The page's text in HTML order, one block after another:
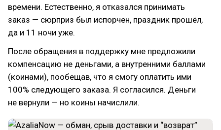
времени. Естественно, я отказался принимать
заказ — сюрприз был испорчен, праздник прошёл,
да и 11 ночи уже.
После обращения в поддержку мне предложили
компенсацию не деньгами, а внутренними баллами
(коинами), пообещав, что я смогу оплатить ими
100% следующего заказа. Я согласился. Деньги
не вернули — но коины начислили.